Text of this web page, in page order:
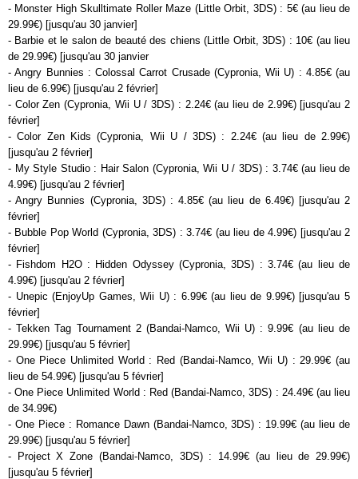
- Monster High Skulltimate Roller Maze (Little Orbit, 3DS) : 5€ (au lieu de
29.99€) [jusqu'au 30 janvier]
- Barbie et le salon de beauté des chiens (Little Orbit, 3DS) : 10€ (au lieu
de 29.99€) [jusqu'au 30 janvier
- Angry Bunnies : Colossal Carrot Crusade (Cypronia, Wii U) : 4.85€ (au
lieu de 6.99€) [jusqu'au 2 février]
- Color Zen (Cypronia, Wii U / 3DS) : 2.24€ (au lieu de 2.99€) [jusqu'au 2
février]
- Color Zen Kids (Cypronia, Wii U / 3DS) : 2.24€ (au lieu de 2.99€)
[jusqu'au 2 février]
- My Style Studio : Hair Salon (Cypronia, Wii U / 3DS) : 3.74€ (au lieu de
4.99€) [jusqu'au 2 février]
- Angry Bunnies (Cypronia, 3DS) : 4.85€ (au lieu de 6.49€) [jusqu'au 2
février]
- Bubble Pop World (Cypronia, 3DS) : 3.74€ (au lieu de 4.99€) [jusqu'au 2
février]
- Fishdom H2O : Hidden Odyssey (Cypronia, 3DS) : 3.74€ (au lieu de
4.99€) [jusqu'au 2 février]
- Unepic (EnjoyUp Games, Wii U) : 6.99€ (au lieu de 9.99€) [jusqu'au 5
février]
- Tekken Tag Tournament 2 (Bandai-Namco, Wii U) : 9.99€ (au lieu de
29.99€) [jusqu'au 5 février]
- One Piece Unlimited World : Red (Bandai-Namco, Wii U) : 29.99€ (au
lieu de 54.99€) [jusqu'au 5 février]
- One Piece Unlimited World : Red (Bandai-Namco, 3DS) : 24.49€ (au lieu
de 34.99€)
- One Piece : Romance Dawn (Bandai-Namco, 3DS) : 19.99€ (au lieu de
29.99€) [jusqu'au 5 février]
- Project X Zone (Bandai-Namco, 3DS) : 14.99€ (au lieu de 29.99€)
[jusqu'au 5 février]